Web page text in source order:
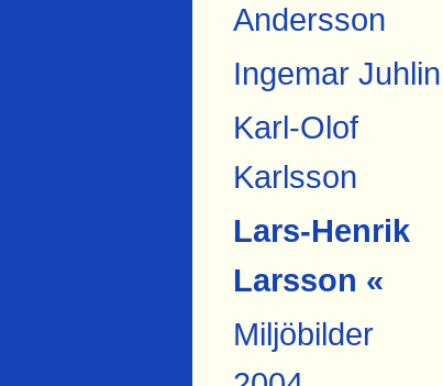
Andersson
Ingemar Juhlin
Karl-Olof
Karlsson
Lars-Henrik
Larsson «
Miljöbilder